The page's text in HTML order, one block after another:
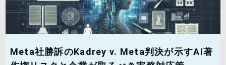
Meta社勝訴のKadrey v. Meta判決が示すAI著